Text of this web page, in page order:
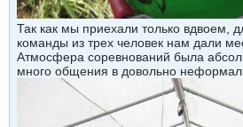
Так как мы приехали только вдвоем,
команды из трех человек нам дали
Атмосфера соревнований была
много общения в довольно